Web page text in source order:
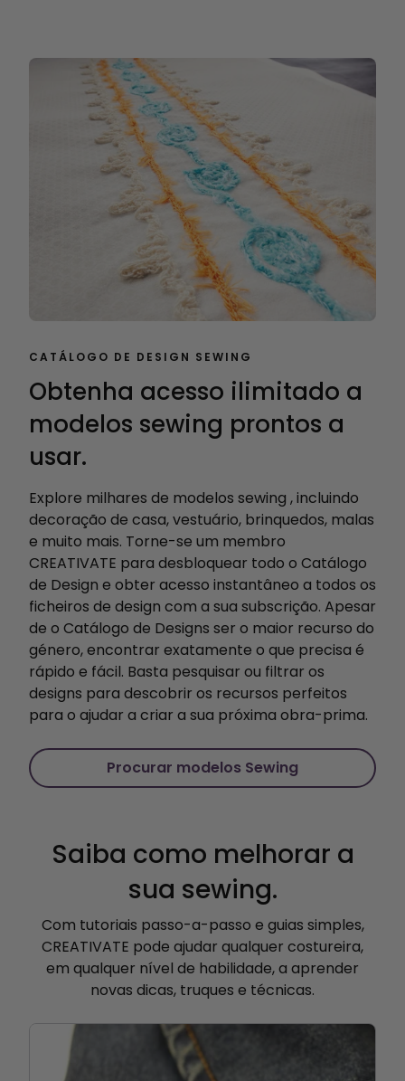
CATÁLOGO DE DESIGN SEWING
Obtenha acesso ilimitado a
modelos sewing prontos a
usar.
Explore milhares de modelos sewing , incluindo
decoração de casa, vestuário, brinquedos, malas
e muito mais. Torne-se um membro
CREATIVATE para desbloquear todo o Catálogo
de Design e obter acesso instantâneo a todos os
ficheiros de design com a sua subscrição. Apesar
de o Catálogo de Designs ser o maior recurso do
género, encontrar exatamente o que precisa é
rápido e fácil. Basta pesquisar ou filtrar os
designs para descobrir os recursos perfeitos
para o ajudar a criar a sua próxima obra-prima.
Procurar modelos Sewing
Saiba como melhorar a
sua sewing.
Com tutoriais passo-a-passo e guias simples,
CREATIVATE pode ajudar qualquer costureira,
em qualquer nível de habilidade, a aprender
novas dicas, truques e técnicas.